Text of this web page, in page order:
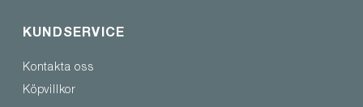
KUNDSERVICE
Kontakta oss
Köpvillkor